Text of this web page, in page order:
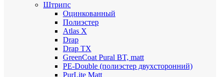
Штрипс
Оцинкованный
Полиэстер
Atlas X
Drap
Drap TX
GreenCoat Pural BT, matt
PE-Double (полиэстер двухсторонний)
PurLite Мatt